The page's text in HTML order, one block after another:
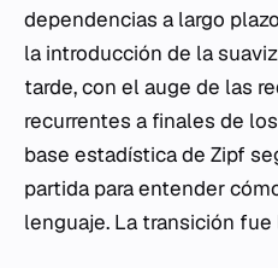
dependencias a largo
la introducción de la
tarde, con el auge de las
recurrentes a finales de
base estadística de Zipf
partida para entender
lenguaje. La transición